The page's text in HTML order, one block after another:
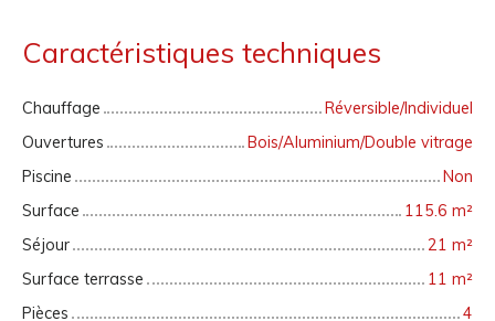
Caractéristiques techniques
Chauffage
Réversible/Individuel
Ouvertures
Bois/Aluminium/Double vitrage
Piscine
Non
Surface
115.6 m²
Séjour
21 m²
Surface terrasse
11 m²
Pièces
4